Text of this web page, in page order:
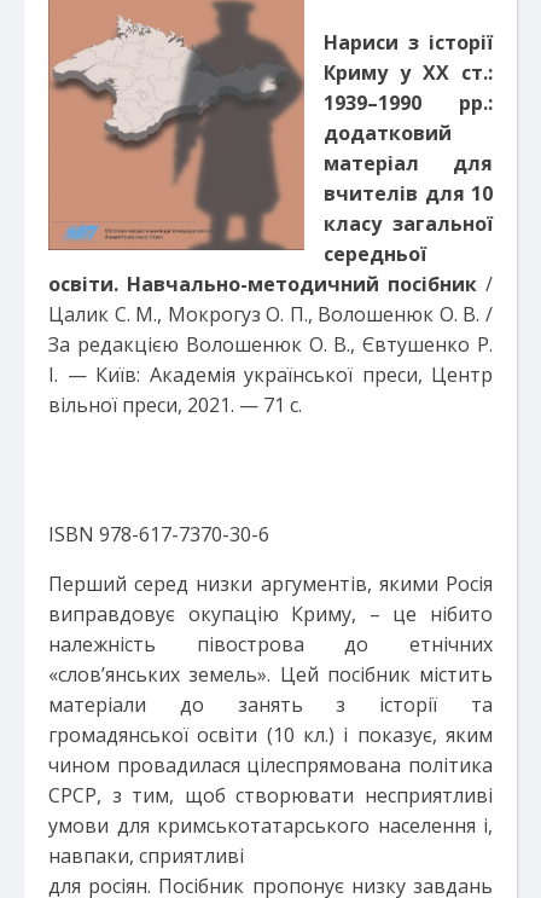
Нариси з історії
Криму у ХХ ст.:
1939–1990 рр.:
додатковий
матеріал для
вчителів для 10
класу загальної
середньої
освіти. Навчально-методичний посібник /
Цалик С. М., Мокрогуз О. П., Волошенюк О. В. /
За редакцією Волошенюк О. В., Євтушенко Р.
І. — Київ: Академія української преси, Центр
вільної преси, 2021. — 71 с.
ISBN 978-617-7370-30-6
Перший серед низки аргументів, якими Росія
виправдовує окупацію Криму, – це нібито
належність півострова до етнічних
«слов’янських земель». Цей посібник містить
матеріали до занять з історії та
громадянської освіти (10 кл.) і показує, яким
чином провадилася цілеспрямована політика
СРСР, з тим, щоб створювати несприятливі
умови для кримськотатарського населення і,
навпаки, сприятливі
для росіян. Посібник пропонує низку завдань